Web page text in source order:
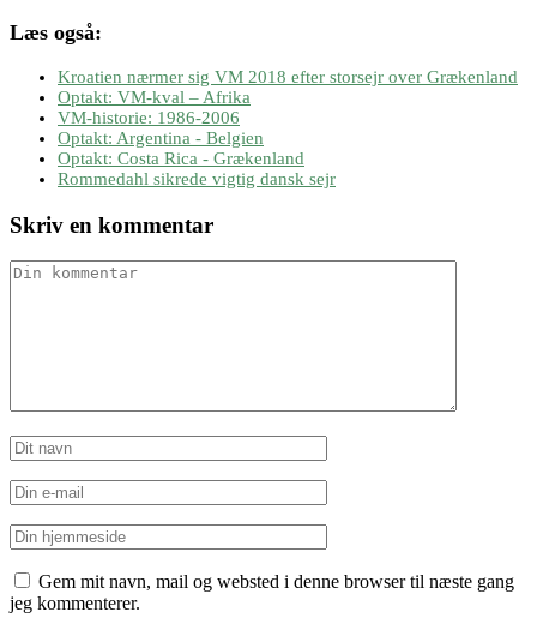
Læs også:
Kroatien nærmer sig VM 2018 efter storsejr over Grækenland
Optakt: VM-kval – Afrika
VM-historie: 1986-2006
Optakt: Argentina - Belgien
Optakt: Costa Rica - Grækenland
Rommedahl sikrede vigtig dansk sejr
Skriv en kommentar
Gem mit navn, mail og websted i denne browser til næste gang
jeg kommenterer.